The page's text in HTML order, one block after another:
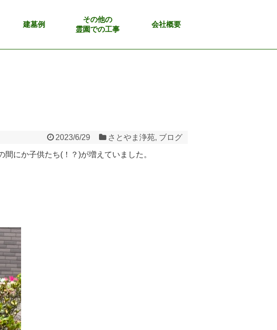
建墓例
その他の
霊園での工事
会社概要
2023/6/29 さとやま浄苑, ブログ
にか子供たち(！？)が増えていました。